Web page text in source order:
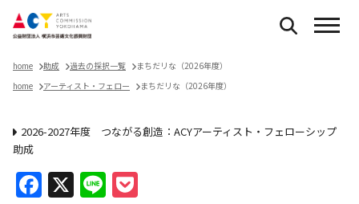
home 助成 過去の採択一覧
まちだリな（2026年度）
home
アーティスト・フェロー まちだリな（2026年度）
2026-2027年度 つながる創造：ACYアーティスト・フェローシップ
助成
Facebook
X Line